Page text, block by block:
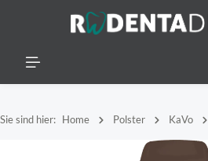
Sie sind hier: Home Polster KaVo
Bildergalerie überspringen